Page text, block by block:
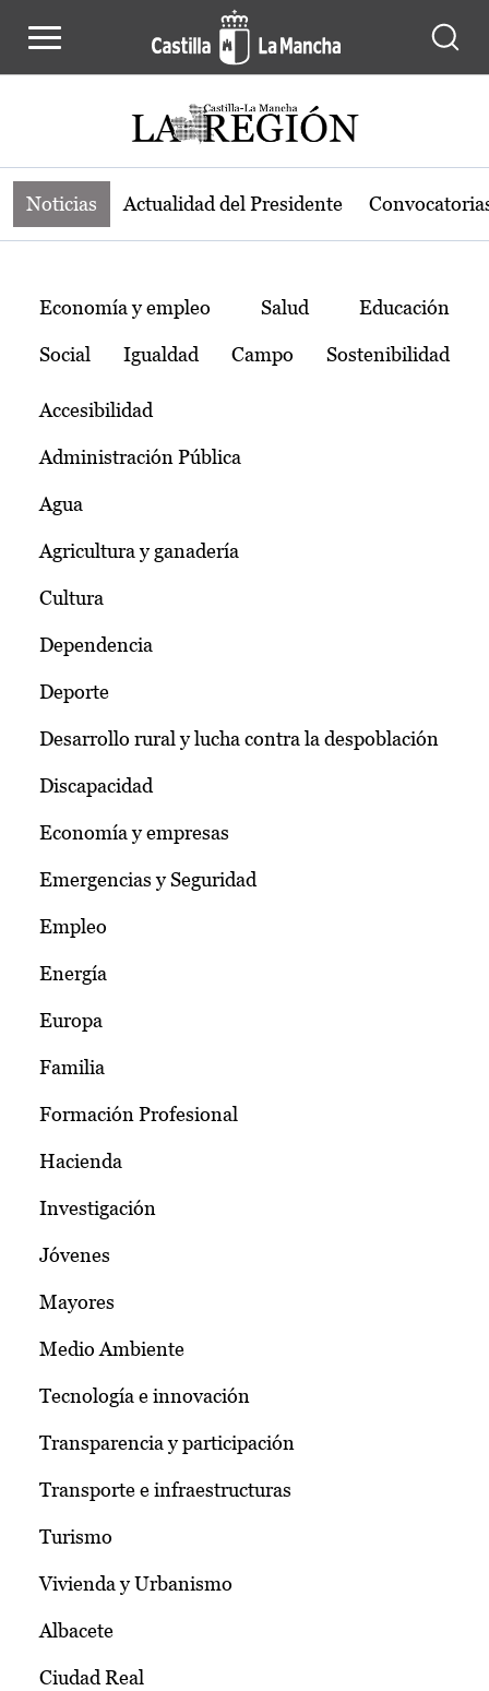
Noticias de la región de Castilla-La
Noticias Actualidad del Presidente
Temas
Economía y empleo Salud Educación
Social Igualdad Campo Sostenibilidad
Accesibilidad
Administración Pública
Agua
Agricultura y ganadería
Cultura
Dependencia
Deporte
Desarrollo rural y lucha contra la despoblación
Discapacidad
Economía y empresas
Emergencias y Seguridad
Empleo
Energía
Europa
Familia
Formación Profesional
Hacienda
Investigación
Jóvenes
Mayores
Medio Ambiente
Tecnología e innovación
Transparencia y participación
Transporte e infraestructuras
Turismo
Vivienda y Urbanismo
Albacete
Ciudad Real